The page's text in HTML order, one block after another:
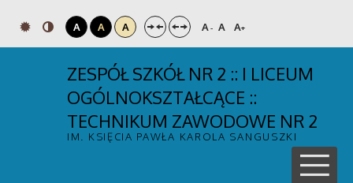
A A A A- A A+
ZESPÓŁ SZKÓŁ NR 2 :: I LICEUM
OGÓLNOKSZTAŁCĄCE ::
TECHNIKUM ZAWODOWE NR 2
IM. KSIĘCIA PAWŁA KAROLA SANGUSZKI